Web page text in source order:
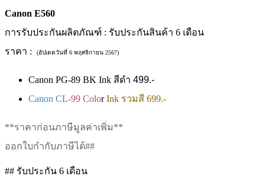
Canon E560
การรับประกันผลิตภัณฑ์ : รับประกันสินค้า 6 เดือน
ราคา :
(อัปเดตวันที่ 6 พฤศจิกายน 2567)
Canon PG-89 BK Ink สีดำ 499.-
Canon CL-99 ColorInk รวมสี 699.-
**ราคาก่อนภาษีมูลค่าเพิ่ม**
ออกใบกำกับภาษีได้##
## รับประกัน 6 เดือน